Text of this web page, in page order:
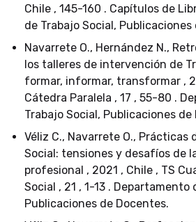
Chile , 145-160 . Capítulos de
de Trabajo Social, Publicaciones
Navarrete O., Hernández N.,
los talleres de intervención de
formar, informar, transformar ,
Cátedra Paralela , 17 , 55-80 .
Trabajo Social, Publicaciones de
Véliz C., Navarrete O., Prácticas
Social: tensiones y desafíos de
profesional , 2021 , Chile , TS
Social , 21 , 1-13 . Departamento
Publicaciones de Docentes.